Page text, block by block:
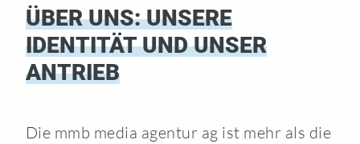
ÜBER UNS: UNSERE
IDENTITÄT UND UNSER
ANTRIEB
Die mmb media agentur ag ist mehr als die